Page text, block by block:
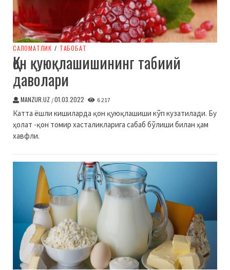
CАЛОМАТЛИК / ТАБОБАТ
Қон қуюқлашишининг табиий
даволари
MANZUR.UZ /01.03.2022 6 217
Катта ёшли кишиларда қон қуюқлашиши кўп кузатилади. Бу
ҳолат -қон томир хасталикларига сабаб бўлиши билан ҳам
хавфли.